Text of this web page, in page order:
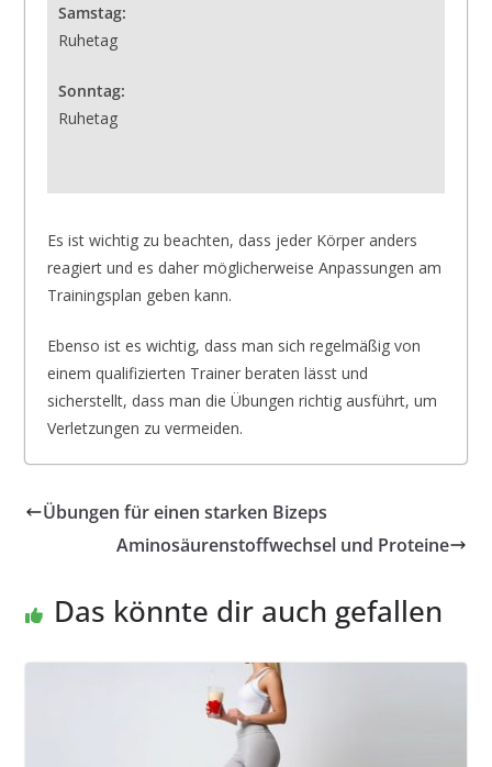
Samstag:
Ruhetag
Sonntag:
Ruhetag
Es ist wichtig zu beachten, dass jeder Körper anders
reagiert und es daher möglicherweise Anpassungen am
Trainingsplan geben kann.
Ebenso ist es wichtig, dass man sich regelmäßig von
einem qualifizierten Trainer beraten lässt und
sicherstellt, dass man die Übungen richtig ausführt, um
Verletzungen zu vermeiden.
Übungen für einen starken Bizeps
Aminosäurenstoffwechsel und Proteine
Das könnte dir auch gefallen